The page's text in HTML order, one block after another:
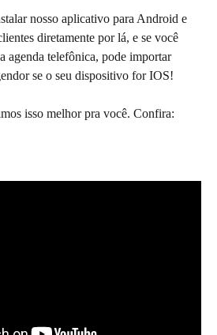
nosso aplicativo para Android e
diretamente por lá, e se você
agenda telefônica, pode importar
se o seu dispositivo for IOS!
isso melhor pra você. Confira: